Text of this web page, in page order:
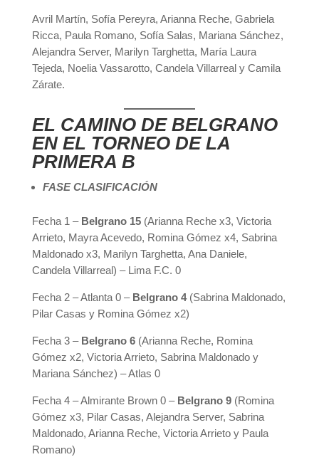
Avril Martín, Sofía Pereyra, Arianna Reche, Gabriela
Ricca, Paula Romano, Sofía Salas, Mariana Sánchez,
Alejandra Server, Marilyn Targhetta, María Laura
Tejeda, Noelia Vassarotto, Candela Villarreal y Camila
Zárate.
EL CAMINO DE BELGRANO
EN EL TORNEO DE LA
PRIMERA B
FASE CLASIFICACIÓN
Fecha 1 – Belgrano 15(Arianna Reche x3, Victoria
Arrieto, Mayra Acevedo, Romina Gómez x4, Sabrina
Maldonado x3, Marilyn Targhetta, Ana Daniele,
Candela Villarreal) – Lima F.C. 0
Fecha 2 – Atlanta 0 – Belgrano 4 (Sabrina Maldonado,
Pilar Casas y Romina Gómez x2)
Fecha 3 – Belgrano 6 (Arianna Reche, Romina
Gómez x2, Victoria Arrieto, Sabrina Maldonado y
Mariana Sánchez) – Atlas 0
Fecha 4 – Almirante Brown 0 – Belgrano 9(Romina
Gómez x3, Pilar Casas, Alejandra Server, Sabrina
Maldonado, Arianna Reche, Victoria Arrieto y Paula
Romano)